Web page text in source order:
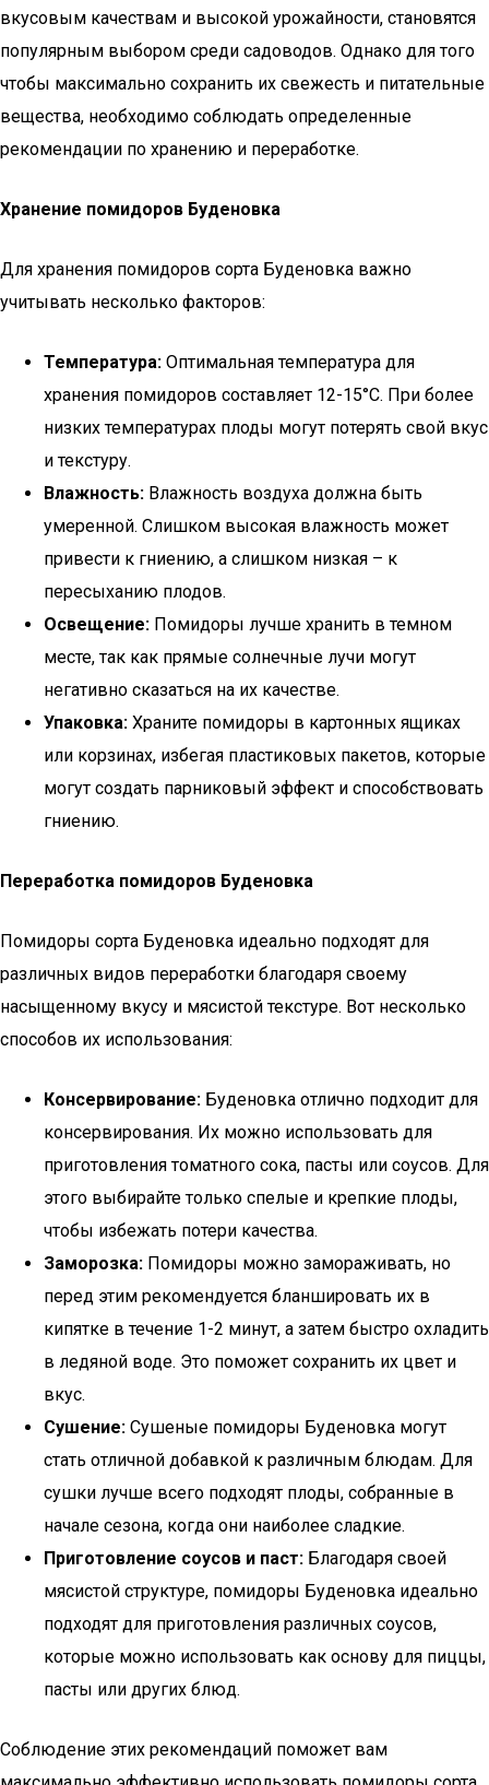
вкусовым качествам и высокой урожайности, становятся
популярным выбором среди садоводов. Однако для того
чтобы максимально сохранить их свежесть и питательные
вещества, необходимо соблюдать определенные
рекомендации по хранению и переработке.
Хранение помидоров Буденовка
Для хранения помидоров сорта Буденовка важно
учитывать несколько факторов:
Температура: Оптимальная температура для
хранения помидоров составляет 12-15°C. При более
низких температурах плоды могут потерять свой вкус
и текстуру.
Влажность: Влажность воздуха должна быть
умеренной. Слишком высокая влажность может
привести к гниению, а слишком низкая – к
пересыханию плодов.
Освещение: Помидоры лучше хранить в темном
месте, так как прямые солнечные лучи могут
негативно сказаться на их качестве.
Упаковка: Храните помидоры в картонных ящиках
или корзинах, избегая пластиковых пакетов, которые
могут создать парниковый эффект и способствовать
гниению.
Переработка помидоров Буденовка
Помидоры сорта Буденовка идеально подходят для
различных видов переработки благодаря своему
насыщенному вкусу и мясистой текстуре. Вот несколько
способов их использования:
Консервирование: Буденовка отлично подходит для
консервирования. Их можно использовать для
приготовления томатного сока, пасты или соусов. Для
этого выбирайте только спелые и крепкие плоды,
чтобы избежать потери качества.
Заморозка: Помидоры можно замораживать, но
перед этим рекомендуется бланшировать их в
кипятке в течение 1-2 минут, а затем быстро охладить
в ледяной воде. Это поможет сохранить их цвет и
вкус.
Сушение: Сушеные помидоры Буденовка могут
стать отличной добавкой к различным блюдам. Для
сушки лучше всего подходят плоды, собранные в
начале сезона, когда они наиболее сладкие.
Приготовление соусов и паст: Благодаря своей
мясистой структуре, помидоры Буденовка идеально
подходят для приготовления различных соусов,
которые можно использовать как основу для пиццы,
пасты или других блюд.
Соблюдение этих рекомендаций поможет вам